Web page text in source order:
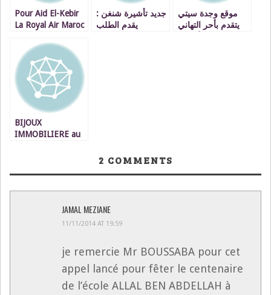
Pour Aid El-Kebir
La Royal Air Maroc
voyage
cauchemardesque,
à mes frais s’il vous
plait !
جديد تأشيرة شنغن :
يقدم الطلب
موقع وجدة سيتي
يتقدم بأحر التهاني
BIJOUX
IMMOBILIERE au
2 COMMENTS
JAMAL MEZIANE
11/11/2014 AT 19:59
je remercie Mr BOUSSABA pour cet
appel lancé pour fêter le centenaire
de l’école ALLAL BEN ABDELLAH à